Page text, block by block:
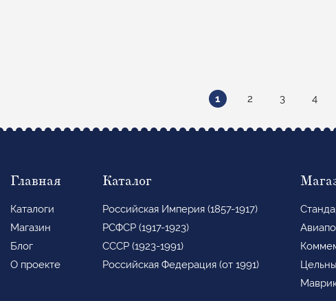
Текущая
1 Page
2 Page
3 Page
4
Главная
Каталоги
Магазин
Блог
О проекте
Каталог
Российская Империя (1857-1917)
РСФСР (1917-1923)
СССР (1923-1991)
Российская Федерация (от 1991)